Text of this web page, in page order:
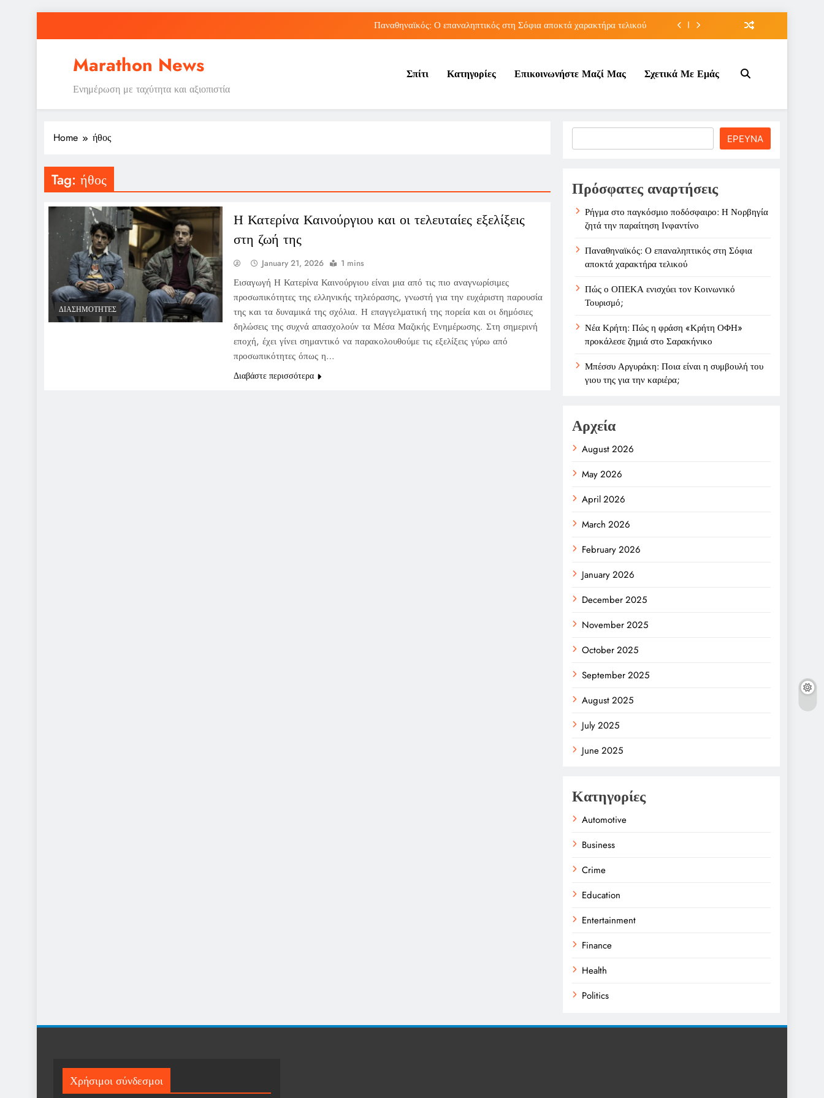
Παναθηναϊκός: Ο επαναληπτικός στη Σόφια αποκτά χαρακτήρα τελικού
Νέα Κρήτη: Πώς η φράση «Κρήτη ΟΦΗ» προκάλεσε ζημιά στο Σαρακήνικο
Παναθηναϊκός: Ο επαναληπτικός στη Σόφια αποκτά χαρακτήρα τελικού
Πώς ο ΟΠΕΚΑ ενισχύει τον Κοινωνικό Τουρισμό;
Marathon News
Ενημέρωση με ταχύτητα και αξιοπιστία
Σπίτι Κατηγορίες Επικοινωνήστε Μαζί Μας Σχετικά Με Εμάς
Home ήθος
Tag: ήθος
ΔΙΑΣΗΜΌΤΗΤΕΣ
Η Κατερίνα Καινούργιου και οι τελευταίες εξελίξεις
στη ζωή της
January 21, 2026 1 mins
Εισαγωγή Η Κατερίνα Καινούργιου είναι μια από τις πιο αναγνωρίσιμες
προσωπικότητες της ελληνικής τηλεόρασης, γνωστή για την ευχάριστη παρουσία
της και τα δυναμικά της σχόλια. Η επαγγελματική της πορεία και οι δημόσιες
δηλώσεις της συχνά απασχολούν τα Μέσα Μαζικής Ενημέρωσης. Στη σημερινή
εποχή, έχει γίνει σημαντικό να παρακολουθούμε τις εξελίξεις γύρω από
προσωπικότητες όπως η…
Διαβάστε περισσότερα
ΕΡΕΥΝΑ
Πρόσφατες αναρτήσεις
Ρήγμα στο παγκόσμιο ποδόσφαιρο: Η Νορβηγία
ζητά την παραίτηση Ινφαντίνο
Παναθηναϊκός: Ο επαναληπτικός στη Σόφια
αποκτά χαρακτήρα τελικού
Πώς ο ΟΠΕΚΑ ενισχύει τον Κοινωνικό
Τουρισμό;
Νέα Κρήτη: Πώς η φράση «Κρήτη ΟΦΗ»
προκάλεσε ζημιά στο Σαρακήνικο
Μπέσσυ Αργυράκη: Ποια είναι η συμβουλή του
γιου της για την καριέρα;
Αρχεία
August 2026
May 2026
April 2026
March 2026
February 2026
January 2026
December 2025
November 2025
October 2025
September 2025
August 2025
July 2025
June 2025
Κατηγορίες
Automotive
Business
Crime
Education
Entertainment
Finance
Health
Politics
Χρήσιμοι σύνδεσμοι